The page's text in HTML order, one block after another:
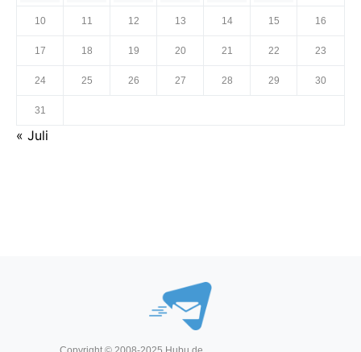
10 11 12 13 14 15 16
17 18 19 20 21 22 23
24 25 26 27 28 29 30
31
« Juli